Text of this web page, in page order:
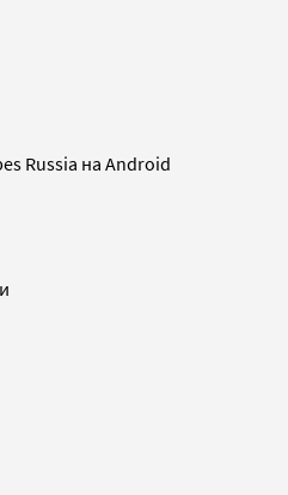
Russia на Android